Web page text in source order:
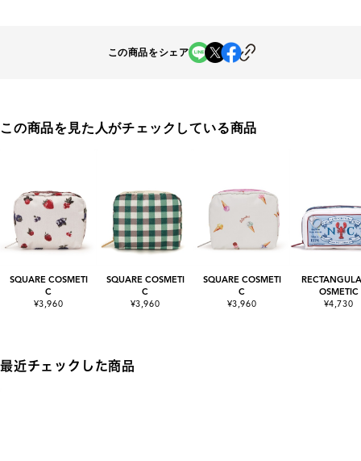
この商品をシェア
この商品を見た人がチェックしている商品
SQUARE COSMETI
C
¥3,960
SQUARE COSMETI
C
¥3,960
SQUARE COSMETI
C
¥3,960
OSMETIC
¥4,730
最近チェックした商品